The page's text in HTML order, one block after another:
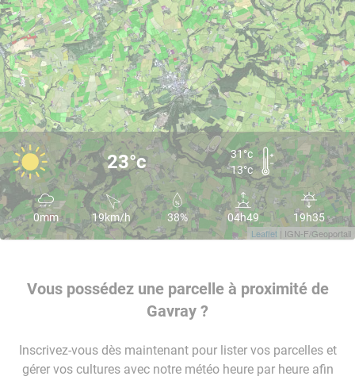
Leaflet | IGN-F/Geoportail
23°c
31°c
13°c
0mm 19km/h 38% 04h49 19h35
Vous possédez une parcelle à proximité de
Gavray ?
Inscrivez-vous dès maintenant pour lister vos parcelles et
gérer vos cultures avec notre météo heure par heure afin